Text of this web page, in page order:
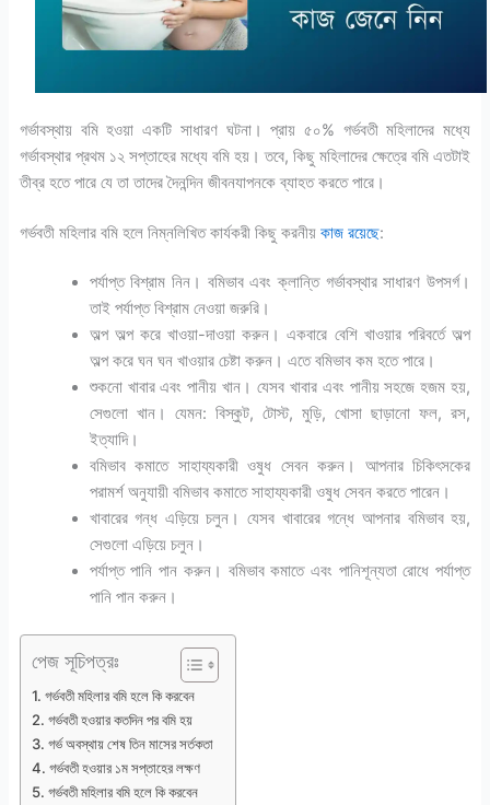
গর্ভাবস্থায় বমি হওয়া একটি সাধারণ ঘটনা। প্রায় ৫০% গর্ভবতী মহিলাদের মধ্যে
গর্ভাবস্থার প্রথম ১২ সপ্তাহের মধ্যে বমি হয়। তবে, কিছু মহিলাদের ক্ষেত্রে বমি এতটাই
তীব্র হতে পারে যে তা তাদের দৈনন্দিন জীবনযাপনকে ব্যাহত করতে পারে।
গর্ভবতী মহিলার বমি হলে নিম্নলিখিত কার্যকরী কিছু করনীয় কাজ রয়েছে:
পর্যাপ্ত বিশ্রাম নিন। বমিভাব এবং ক্লান্তি গর্ভাবস্থার সাধারণ উপসর্গ।
তাই পর্যাপ্ত বিশ্রাম নেওয়া জরুরি।
অল্প অল্প করে খাওয়া-দাওয়া করুন। একবারে বেশি খাওয়ার পরিবর্তে অল্প
অল্প করে ঘন ঘন খাওয়ার চেষ্টা করুন। এতে বমিভাব কম হতে পারে।
শুকনো খাবার এবং পানীয় খান। যেসব খাবার এবং পানীয় সহজে হজম হয়,
সেগুলো খান। যেমন: বিস্কুট, টোস্ট, মুড়ি, খোসা ছাড়ানো ফল, রস,
ইত্যাদি।
বমিভাব কমাতে সাহায্যকারী ওষুধ সেবন করুন। আপনার চিকিৎসকের
পরামর্শ অনুযায়ী বমিভাব কমাতে সাহায্যকারী ওষুধ সেবন করতে পারেন।
খাবারের গন্ধ এড়িয়ে চলুন। যেসব খাবারের গন্ধে আপনার বমিভাব হয়,
সেগুলো এড়িয়ে চলুন।
পর্যাপ্ত পানি পান করুন। বমিভাব কমাতে এবং পানিশূন্যতা রোধে পর্যাপ্ত
পানি পান করুন।
পেজ সূচিপত্রঃ
গর্ভবতী মহিলার বমি হলে কি করবেন
গর্ভবতী হওয়ার কতদিন পর বমি হয়
গর্ভ অবস্থায় শেষ তিন মাসের সর্তকতা
গর্ভবতী হওয়ার ১ম সপ্তাহের লক্ষণ
গর্ভবতী মহিলার বমি হলে কি করবেন